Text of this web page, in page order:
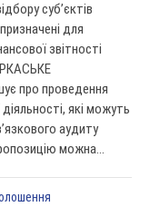
суб’єктів
для
звітності
про проведення
які можуть
аудиту
можна...